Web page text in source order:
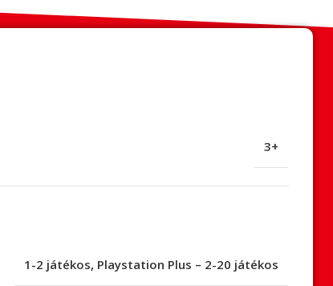
3+
1-2 játékos, Playstation Plus – 2-20 játékos